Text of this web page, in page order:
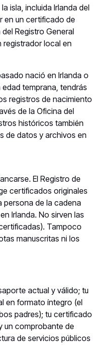
isla, incluida Irlanda del
en un certificado de
Registro General
registrador local en
nació en Irlanda o
temprana, tendrás
registros de nacimiento
de la Oficina del
históricos también
de datos y archivos en
El Registro de
certificados originales
persona de la cadena
Irlanda. No sirven las
Tampoco
manuscritas ni los
actual y válido; tu
en formato íntegro (el
padres); tu certificado
un comprobante de
de servicios públicos